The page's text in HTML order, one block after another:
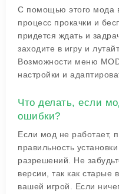
С помощью этого мода
процесс прокачки и
придется ждать и
заходите в игру и
Возможности меню
настройки и
Что делать, если
ошибки?
Если мод не работает,
правильность
разрешений. Не
версии, так как старые
вашей игрой. Если